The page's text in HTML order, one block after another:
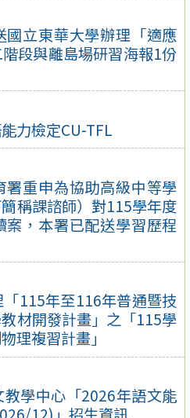
立東華大學辦理「適應
段與離島場研習海報1份
力檢定CU-TFL
重申為協助高級中等學
稱課諮師）對115學年度
，本署已配送學習歷程
115年至116年普通暨技
材開發計畫」之「115學
理複習計畫」
學中心「2026年語文能